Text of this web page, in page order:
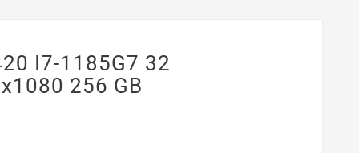
I7-1185G7 32
256 GB